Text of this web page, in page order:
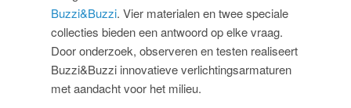
Buzzi&Buzzi. Vier materialen en twee speciale
collecties bieden een antwoord op elke vraag.
Door onderzoek, observeren en testen realiseert
Buzzi&Buzzi innovatieve verlichtingsarmaturen
met aandacht voor het milieu.